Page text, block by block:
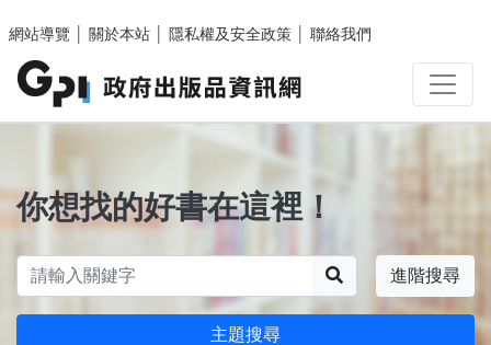
網站導覽
關於本站 隱私權及安全政策 聯絡我們
你想找的好書在這裡！
進階搜尋
主題搜尋